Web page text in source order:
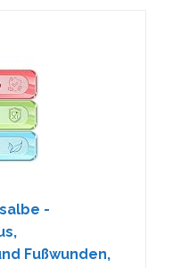
-
Fußwunden,